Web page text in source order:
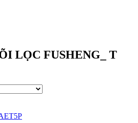
LỌC FUSHENG_ T